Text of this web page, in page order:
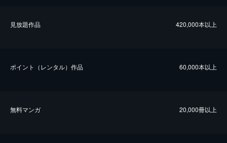
⾒放題作品 420,000本以上
ポイント（レンタル）作品 60,000本以上
無料マンガ 20,000冊以上